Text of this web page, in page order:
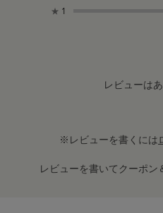
★ 1
レビューは
※レビューを書くには
レビューを書いてクーポン